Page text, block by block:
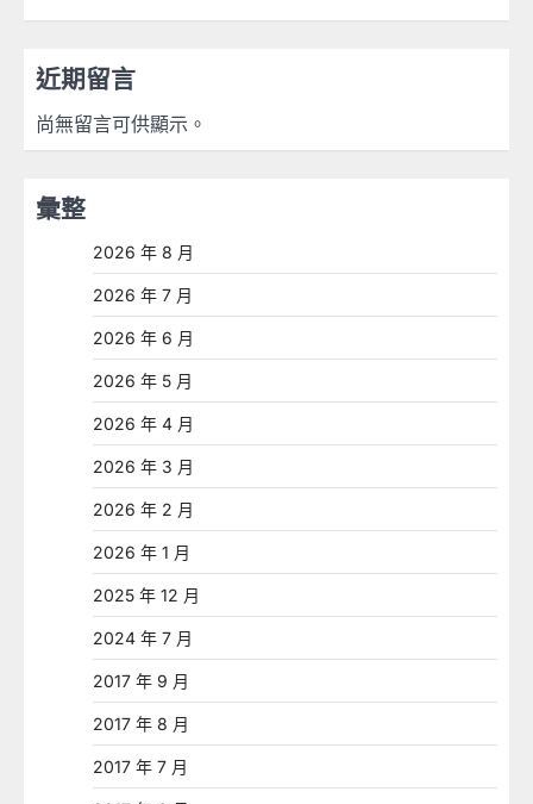
近期留言
尚無留言可供顯示。
彙整
2026 年 8 月
2026 年 7 月
2026 年 6 月
2026 年 5 月
2026 年 4 月
2026 年 3 月
2026 年 2 月
2026 年 1 月
2025 年 12 月
2024 年 7 月
2017 年 9 月
2017 年 8 月
2017 年 7 月